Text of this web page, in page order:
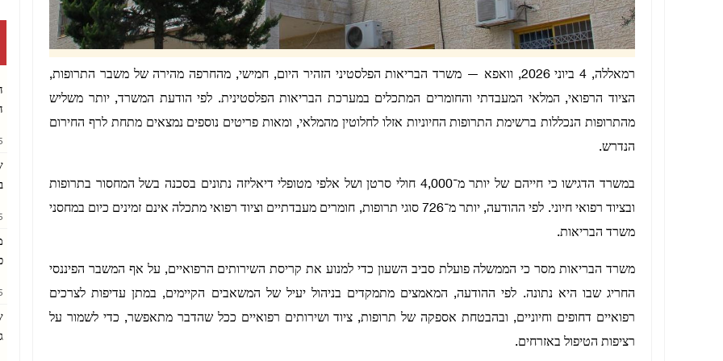
רמאללה, 4 ביוני 2026, וואפא — משרד הבריאות הפלסטיני הזהיר היום, חמישי, מהחרפה מהירה של משבר התרופות,
הציוד הרפואי, המלאי המעבדתי והחומרים המתכלים במערכת הבריאות הפלסטינית. לפי הודעת המשרד, יותר משליש
מהתרופות הנכללות ברשימת התרופות החיוניות אזלו לחלוטין מהמלאי, ומאות פריטים נוספים נמצאים מתחת לרף החירום
הנדרש.
במשרד הדגישו כי חייהם של יותר מ־4,000 חולי סרטן ושל אלפי מטופלי דיאליזה נתונים בסכנה בשל המחסור בתרופות
ובציוד רפואי חיוני. לפי ההודעה, יותר מ־726 סוגי תרופות, חומרים מעבדתיים וציוד רפואי מתכלה אינם זמינים כיום במחסני
משרד הבריאות.
משרד הבריאות מסר כי הממשלה פועלת סביב השעון כדי למנוע את קריסת השירותים הרפואיים, על אף המשבר הפיננסי
החריג שבו היא נתונה. לפי ההודעה, המאמצים מתמקדים בניהול יעיל של המשאבים הקיימים, במתן עדיפות לצרכים
רפואיים דחופים וחיוניים, ובהבטחת אספקה של תרופות, ציוד ושירותים רפואיים ככל שהדבר מתאפשר, כדי לשמור על
רציפות הטיפול באזרחים.